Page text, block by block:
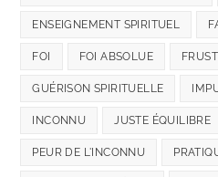
ENSEIGNEMENT SPIRITUEL
FOI FOI ABSOLUE
GUÉRISON SPIRITUELLE
INCONNU JUSTE ÉQUILIBRE
PEUR DE L'INCONNU